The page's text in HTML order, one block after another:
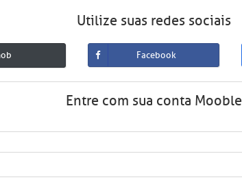
Utilize suas redes sociais
Facebook
Entre com sua conta Mooble